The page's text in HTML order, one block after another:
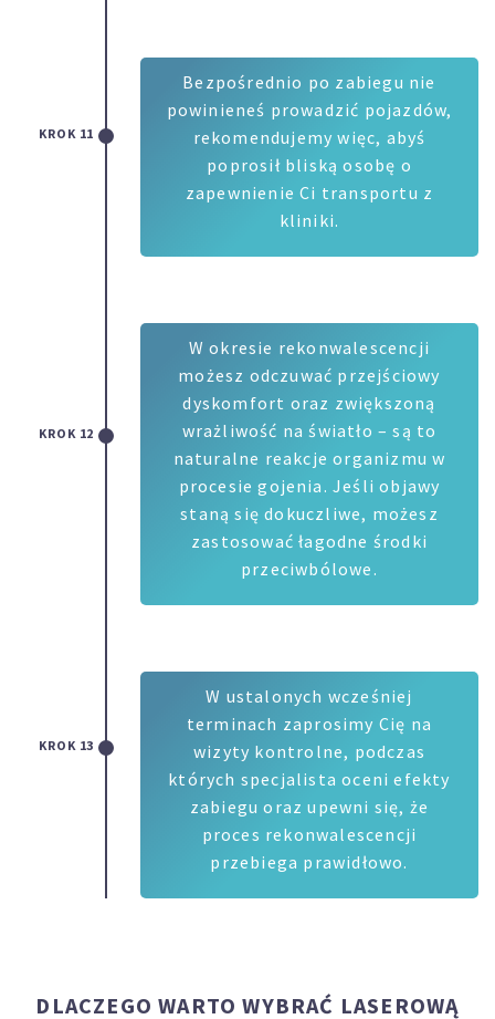
KROK 11
Bezpośrednio po zabiegu nie
powinieneś prowadzić pojazdów,
rekomendujemy więc, abyś
poprosił bliską osobę o
zapewnienie Ci transportu z
kliniki.
KROK 12
W okresie rekonwalescencji
możesz odczuwać przejściowy
dyskomfort oraz zwiększoną
wrażliwość na światło – są to
naturalne reakcje organizmu w
procesie gojenia. Jeśli objawy
staną się dokuczliwe, możesz
zastosować łagodne środki
przeciwbólowe.
KROK 13
W ustalonych wcześniej
terminach zaprosimy Cię na
wizyty kontrolne, podczas
których specjalista oceni efekty
zabiegu oraz upewni się, że
proces rekonwalescencji
przebiega prawidłowo.
DLACZEGO WARTO WYBRAĆ LASEROWĄ